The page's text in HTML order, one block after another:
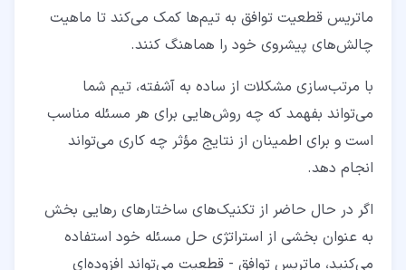
ماتریس قطعیت توافق به تیم‌ها کمک می‌کند تا ماهیت
چالش‌های پیشروی خود را هماهنگ کنند.
با مرتب‌سازی مشکلات از ساده به آشفته، تیم شما
می‌تواند بفهمد که چه روش‌هایی برای هر مسئله مناسب
است و برای اطمینان از نتایج مؤثر چه کاری می‌تواند
انجام دهد.
اگر در حال حاضر از تکنیک‌های ساختارهای رهایی‌ بخش
به‌ عنوان بخشی از استراتژی حل مسئله خود استفاده
می‌کنید، ماتریس توافق - قطعیت می‌تواند افزوده‌ای